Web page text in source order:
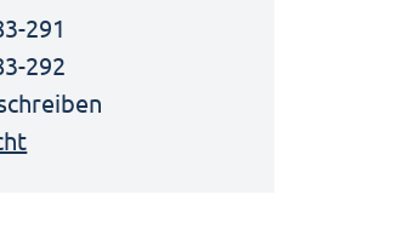
291
292